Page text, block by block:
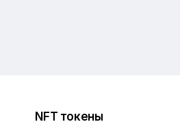
NFT токены